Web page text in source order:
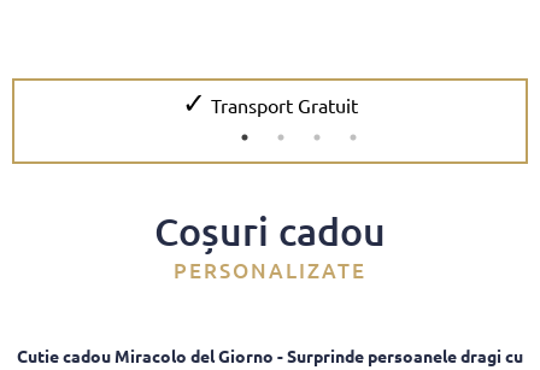
✓ Transport Gratuit
Coșuri cadou
PERSONALIZATE
Cutie cadou Miracolo del Giorno - Surprinde persoanele dragi cu